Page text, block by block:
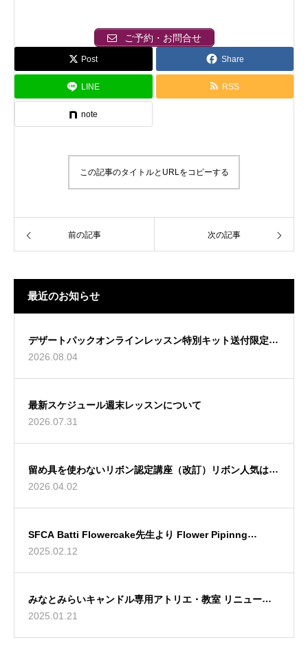
ご予約・お問合せ
Post Share
LINE RSS
note
この記事のタイトルとURLをコピーする
前の記事 次の記事
最近のお知らせ
デザートパックオンラインレッスン特別キット送付限定募
集のお知らせ
2026.08.04
最新スケジュール週末レッスンについて
2026.07.31
留め具を使わないリボン認定講座（改訂）リボン人気は永
遠です！
2026.04.02
SFCA Batti Flowercake先生より Flower Pipinng
Instructorの資格修得しております。
2025.02.12
みなとみらいキャンドル専用アトリエ・教室 リニューア
ルのお知らせ
2025.01.21